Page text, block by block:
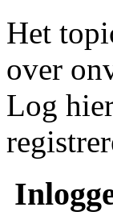
Het
over
Log